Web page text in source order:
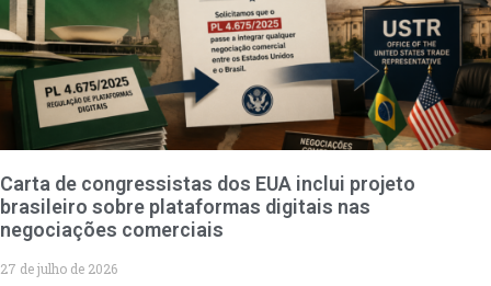
Carta de congressistas dos EUA inclui projeto
brasileiro sobre plataformas digitais nas
negociações comerciais
27 de julho de 2026